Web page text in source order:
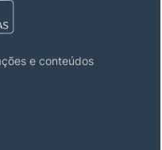
e conteúdos